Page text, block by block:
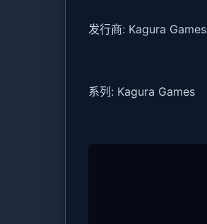
发行商: Kagura Games
系列: Kagura Games